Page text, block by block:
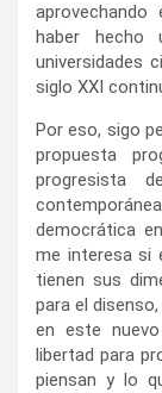
haber
universidades
siglo XXI
Por eso, sigo
propuesta
progresista
democrática
me interesa si
tienen sus
para el
en este
libertad para
piensan y lo